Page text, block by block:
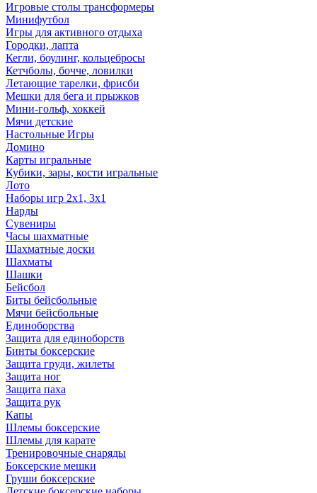
Игровые столы трансформеры
Минифутбол
Игры для активного отдыха
Городки, лапта
Кегли, боулинг, кольцебросы
Кетчболы, бочче, ловилки
Летающие тарелки, фрисби
Мешки для бега и прыжков
Мини-гольф, хоккей
Мячи детские
Настольные Игры
Домино
Карты игральные
Кубики, зары, кости игральные
Лото
Наборы игр 2х1, 3х1
Нарды
Сувениры
Часы шахматные
Шахматные доски
Шахматы
Шашки
Бейсбол
Биты бейсбольные
Мячи бейсбольные
Единоборства
Защита для единоборств
Бинты боксерские
Защита груди, жилеты
Защита ног
Защита паха
Защита рук
Капы
Шлемы боксерские
Шлемы для карате
Тренировочные снаряды
Боксерские мешки
Груши боксерские